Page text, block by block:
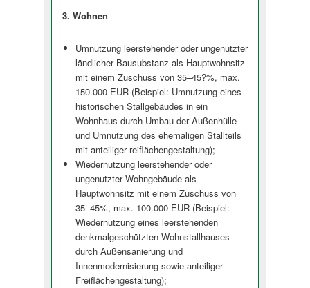
3. Wohnen
Umnutzung leerstehender oder ungenutzter
ländlicher Bausubstanz als Hauptwohnsitz
mit einem Zuschuss von 35–45?%, max.
150.000 EUR (Beispiel: Umnutzung eines
historischen Stallgebäudes in ein
Wohnhaus durch Umbau der Außenhülle
und Umnutzung des ehemaligen Stallteils
mit anteiliger reiflächenges­taltung);
Wiedernutzung leerstehender oder
ungenutzter Wohngebäude als
Hauptwohnsitz mit einem Zuschuss von
35–45%, max. 100.000 EUR (Beispiel:
Wiedernutzung eines leerstehenden
denkmalgeschützten Wohnstallhauses
durch Außensanierung und
Innenmodernisierung sowie anteiliger
Freiflächenges­taltung);